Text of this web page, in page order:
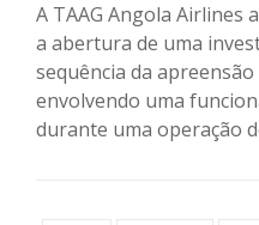
A TAAG Angola Airlines
a abertura de uma
sequência da
envolvendo uma
durante uma operação